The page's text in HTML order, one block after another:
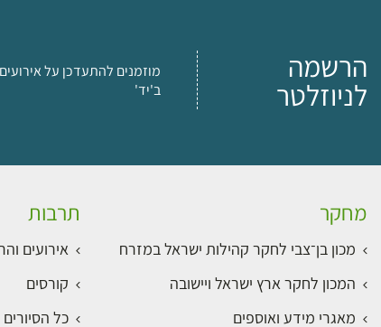
הרשמה
לניוזלטר
מוזמנים להתעדכן על
ב'יד'
מחקר
מכון בן־צבי לחקר קהילות ישראל במזרח
המכון לחקר ארץ ישראל ויישובה
מאגרי מידע ואוספים
תרבות
אירועים
קורסים
כל הסיורים